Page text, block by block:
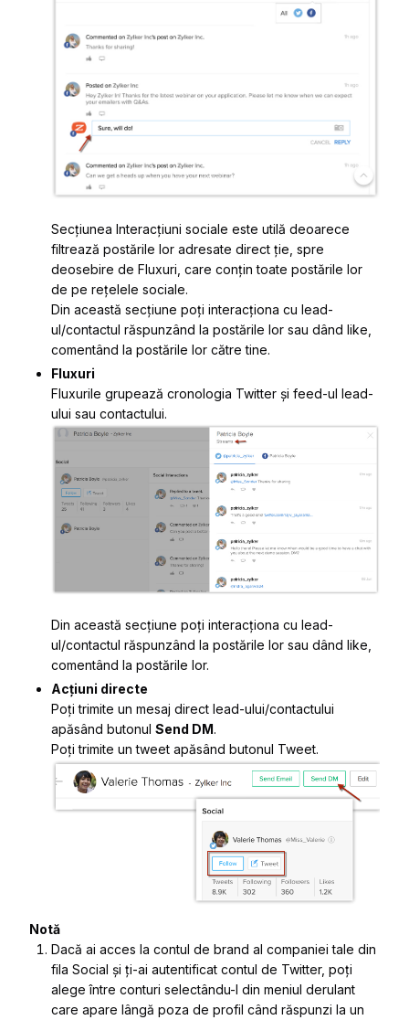
Secțiunea Interacțiuni sociale este utilă deoarece
filtrează postările lor adresate direct ție, spre
deosebire de Fluxuri, care conțin toate postările lor
de pe rețelele sociale.
Din această secțiune poți interacționa cu lead-
ul/contactul răspunzând la postările lor sau dând like,
comentând la postările lor către tine.
Fluxuri
Fluxurile grupează cronologia Twitter și feed-ul lead-
ului sau contactului.
Din această secțiune poți interacționa cu lead-
ul/contactul răspunzând la postările lor sau dând like,
comentând la postările lor.
Acțiuni directe
Poți trimite un mesaj direct lead-ului/contactului
apăsând butonul Send DM.
Poți trimite un tweet apăsând butonul Tweet.
Notă
Dacă ai acces la contul de brand al companiei tale din
fila Social și ți-ai autentificat contul de Twitter, poți
alege între conturi selectându-l din meniul derulant
care apare lângă poza de profil când răspunzi la un